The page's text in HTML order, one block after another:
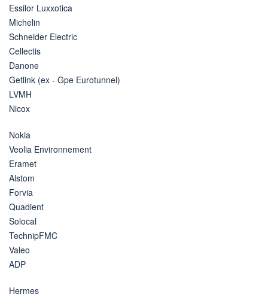
Essilor Luxxotica
Michelin
Schneider Electric
Cellectis
Danone
Getlink (ex - Gpe Eurotunnel)
LVMH
Nicox
Nokia
Veolia Environnement
Eramet
Alstom
Forvia
Quadient
Solocal
TechnipFMC
Valeo
ADP
Hermes